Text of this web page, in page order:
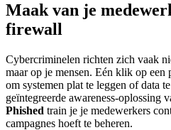
Maak van je
firewall
Cybercriminelen richten zich vaak
maar op je mensen. Eén klik op
om systemen plat te leggen of data
geïntegreerde awareness-oplossing
Phished train je je medewerkers
campagnes hoeft te beheren.